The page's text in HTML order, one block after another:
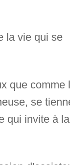
la vie qui se
que comme
se
qui invite à la